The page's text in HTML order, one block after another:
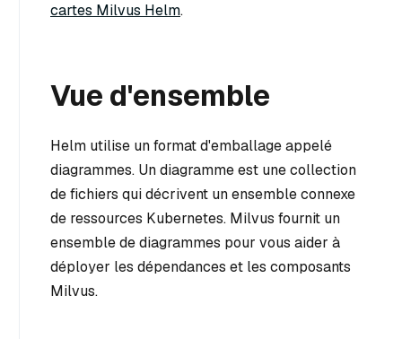
cartes Milvus Helm.
Vue d'ensemble
Helm utilise un format d'emballage appelé
diagrammes. Un diagramme est une collection
de fichiers qui décrivent un ensemble connexe
de ressources Kubernetes. Milvus fournit un
ensemble de diagrammes pour vous aider à
déployer les dépendances et les composants
Milvus.